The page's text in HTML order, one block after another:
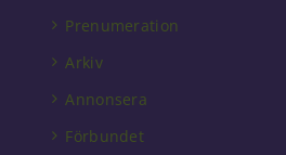
Prenumeration
Arkiv
Annonsera
Förbundet